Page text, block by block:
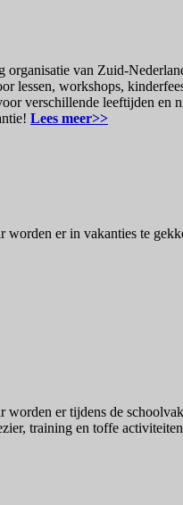
van Zuid-
lessen, workshops,
verschillende leeftijden en
Lees meer>>
worden er in vakanties te
worden er tijdens de
training en toffe